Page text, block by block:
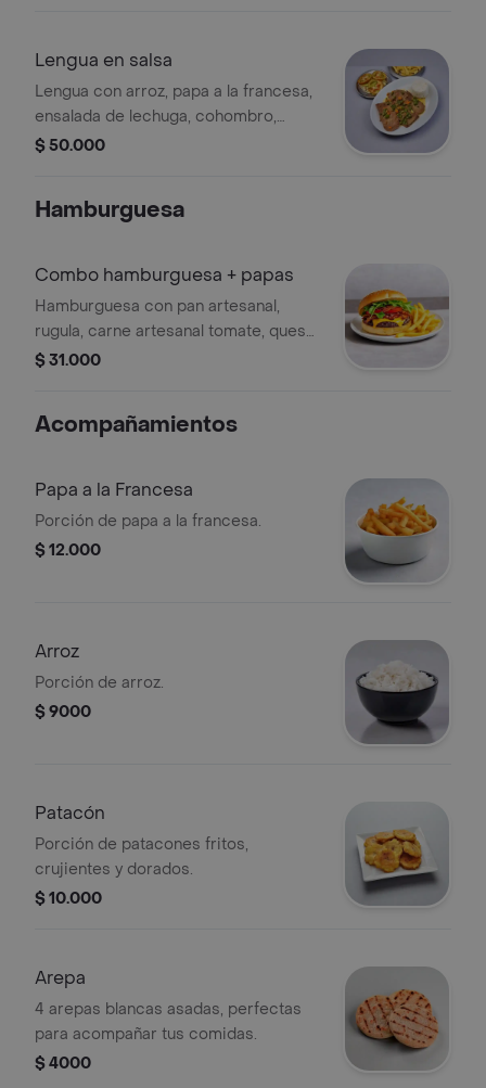
Lengua en salsa
Lengua con arroz, papa a la francesa,
ensalada de lechuga, cohombro,
tomate y yuca frita.
$ 50.000
Hamburguesa
Combo hamburguesa + papas
Hamburguesa con pan artesanal,
rugula, carne artesanal tomate, queso
chedar, cebolla
$ 31.000
Acompañamientos
Papa a la Francesa
Porción de papa a la francesa.
$ 12.000
Arroz
Porción de arroz.
$ 9000
Patacón
Porción de patacones fritos,
crujientes y dorados.
$ 10.000
Arepa
4 arepas blancas asadas, perfectas
para acompañar tus comidas.
$ 4000